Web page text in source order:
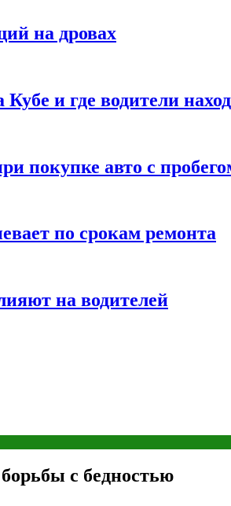
на дровах
и где водители
покупке авто с
по срокам ремонта
на водителей
с бедностью